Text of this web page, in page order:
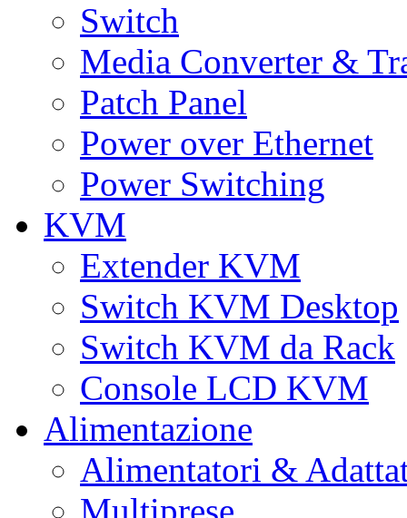
Switch
Media Converter &
Patch Panel
Power over Ethernet
Power Switching
KVM
Extender KVM
Switch KVM Desktop
Switch KVM da Rack
Console LCD KVM
Alimentazione
Alimentatori &